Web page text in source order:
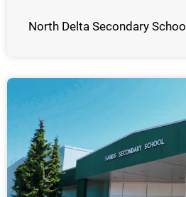
North Delta Secondary School